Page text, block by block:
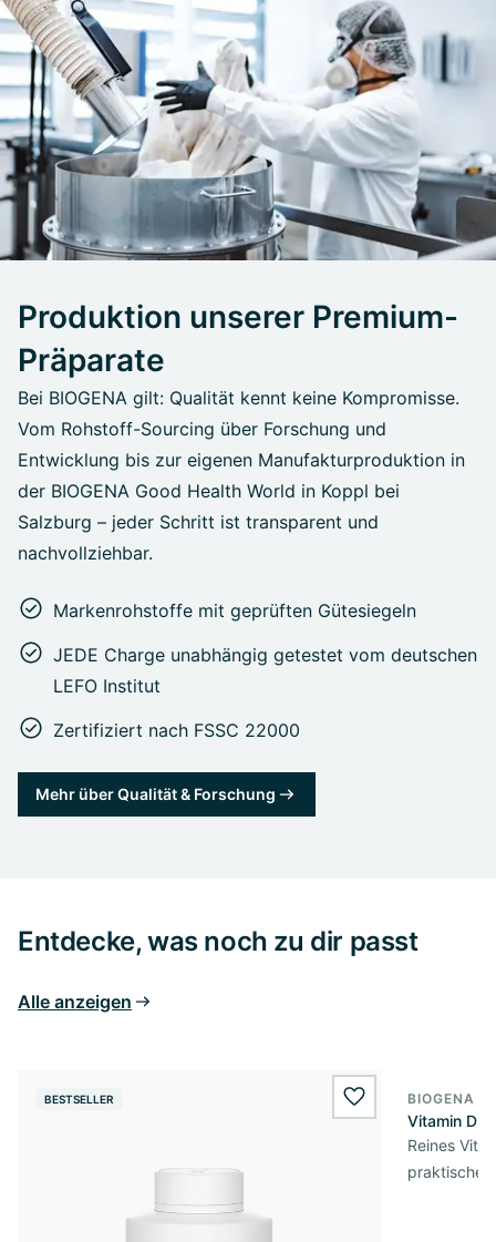
Produktion unserer Premium-
Präparate
Bei BIOGENA gilt: Qualität kennt keine Kompromisse.
Vom Rohstoff-Sourcing über Forschung und
Entwicklung bis zur eigenen Manufakturproduktion in
der BIOGENA Good Health World in Koppl bei
Salzburg – jeder Schritt ist transparent und
nachvollziehbar.
Markenrohstoffe mit geprüften Gütesiegeln
JEDE Charge unabhängig getestet vom deutschen
LEFO Institut
Zertifiziert nach FSSC 22000
Mehr über Qualität & Forschung
Entdecke, was noch zu dir passt
Alle anzeigen
BESTSELLER wishlist.add
BIOGENA
Vitamin D3
Reines
praktischer